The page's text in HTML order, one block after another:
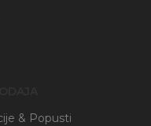
& Popusti